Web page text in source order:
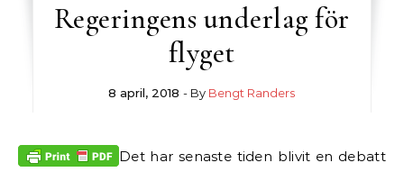
Regeringens underlag för
flyget
8 april, 2018 - By Bengt Randers
Det har senaste tiden blivit en debatt